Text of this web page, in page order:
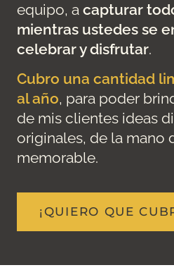
equipo, a capturar
mientras ustedes se
celebrar y disfrutar.
Cubro una cantidad
al año, para poder
de mis clientes ideas
originales, de la mano
memorable.
¡QUIERO QUE